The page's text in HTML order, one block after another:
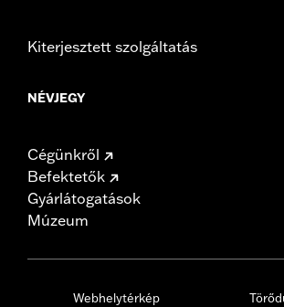
Kiterjesztett szolgáltatás
NÉVJEGY
Cégünkről
Befektetők
Gyárlátogatások
Múzeum
Webhelytérkép